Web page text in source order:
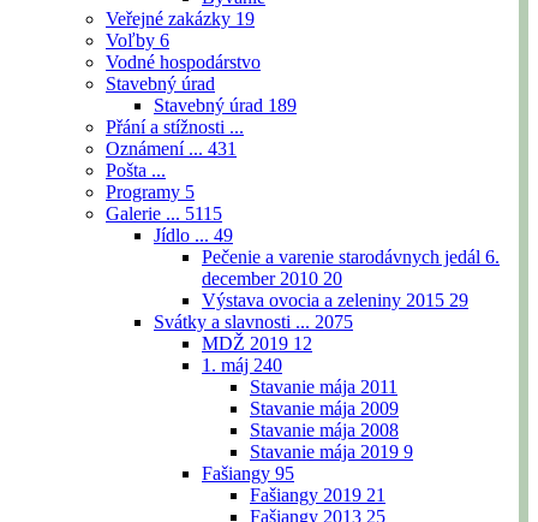
Veřejné zakázky 19
Voľby 6
Vodné hospodárstvo
Stavebný úrad
Stavebný úrad 189
Přání a stížnosti ...
Oznámení ... 431
Pošta ...
Programy 5
Galerie ... 5115
Jídlo ... 49
Pečenie a varenie starodávnych jedál 6.
december 2010 20
Výstava ovocia a zeleniny 2015 29
Svátky a slavnosti ... 2075
MDŽ 2019 12
1. máj 240
Stavanie mája 2011
Stavanie mája 2009
Stavanie mája 2008
Stavanie mája 2019 9
Fašiangy 95
Fašiangy 2019 21
Fašiangy 2013 25